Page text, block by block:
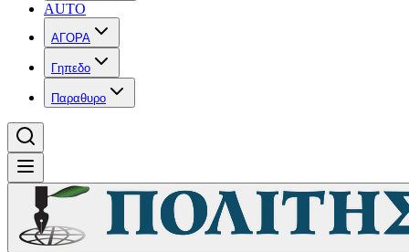
AUTO
ΑΓΟΡΑ
Γηπεδο
Παραθυρο